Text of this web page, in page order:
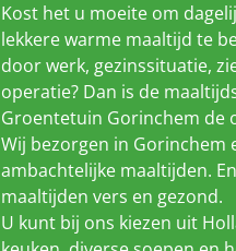
Kost het u moeite om
lekkere warme maaltijd te
door werk, gezinssituatie,
operatie? Dan is de
Groentetuin Gorinchem de
Wij bezorgen in Gorinchem
ambachtelijke maaltijden.
maaltijden vers en gezond.
U kunt bij ons kiezen uit